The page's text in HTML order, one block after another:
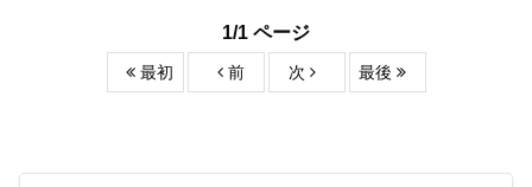
1/1 ページ
最初 前 次 最後